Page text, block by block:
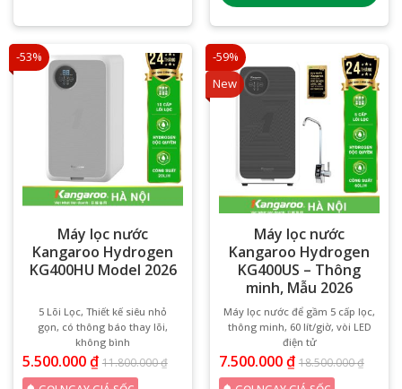
-53%
Máy lọc nước
Kangaroo Hydrogen
KG400HU Model 2026
5 Lõi Lọc, Thiết kế siêu nhỏ
gọn, có thông báo thay lõi,
không bình
5.500.000₫ 11.800.000₫
-59%
New
Máy lọc nước
Kangaroo Hydrogen
KG400US – Thông
minh, Mẫu 2026
Máy lọc nước để gầm 5 cấp lọc,
thông minh, 60 lít/giờ, vòi LED
điện tử
7.500.000₫ 18.500.000₫